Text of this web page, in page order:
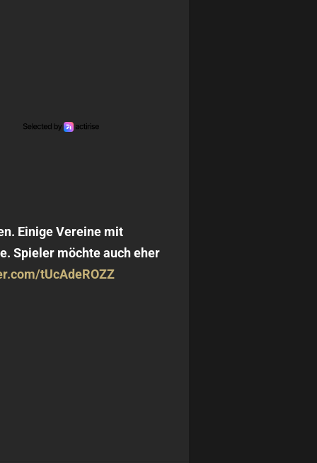
Einige Vereine mit
Spieler möchte auch eher
tUcAdeROZZ